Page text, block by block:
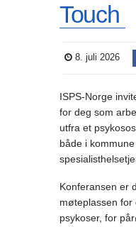
Touch
8. juli 2026
ISPS-Norge
for deg som
utfra et
både i
Konferansen er
møteplassen for
psykoser, for